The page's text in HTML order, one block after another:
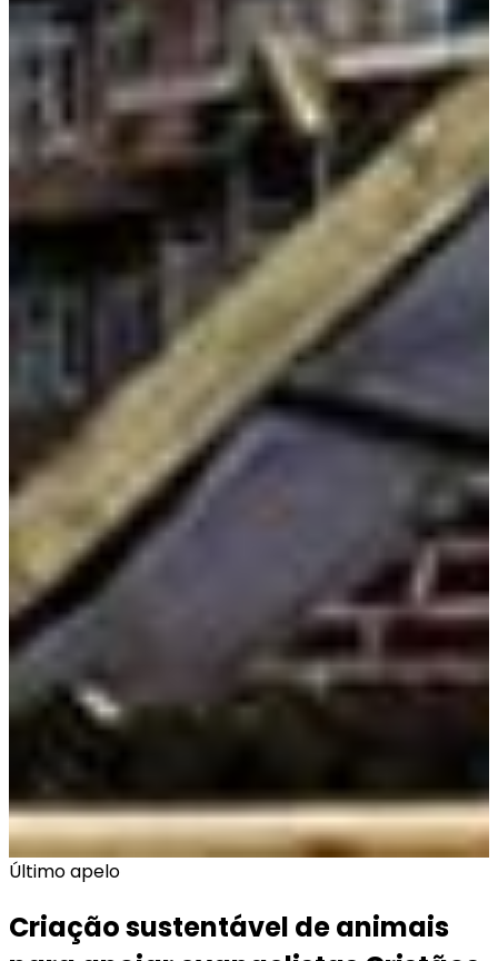
Último apelo
Criação sustentável de animais